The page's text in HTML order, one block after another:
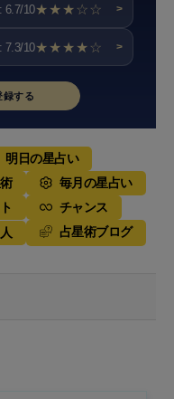
6.7/10★★★☆☆ >
7.3/10★★★★☆ >
録する
明日の星占い
毎月の星占い
チャンス
占星術ブログ